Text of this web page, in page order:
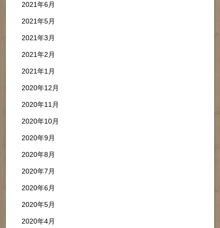
2021年6月
2021年5月
2021年3月
2021年2月
2021年1月
2020年12月
2020年11月
2020年10月
2020年9月
2020年8月
2020年7月
2020年6月
2020年5月
2020年4月